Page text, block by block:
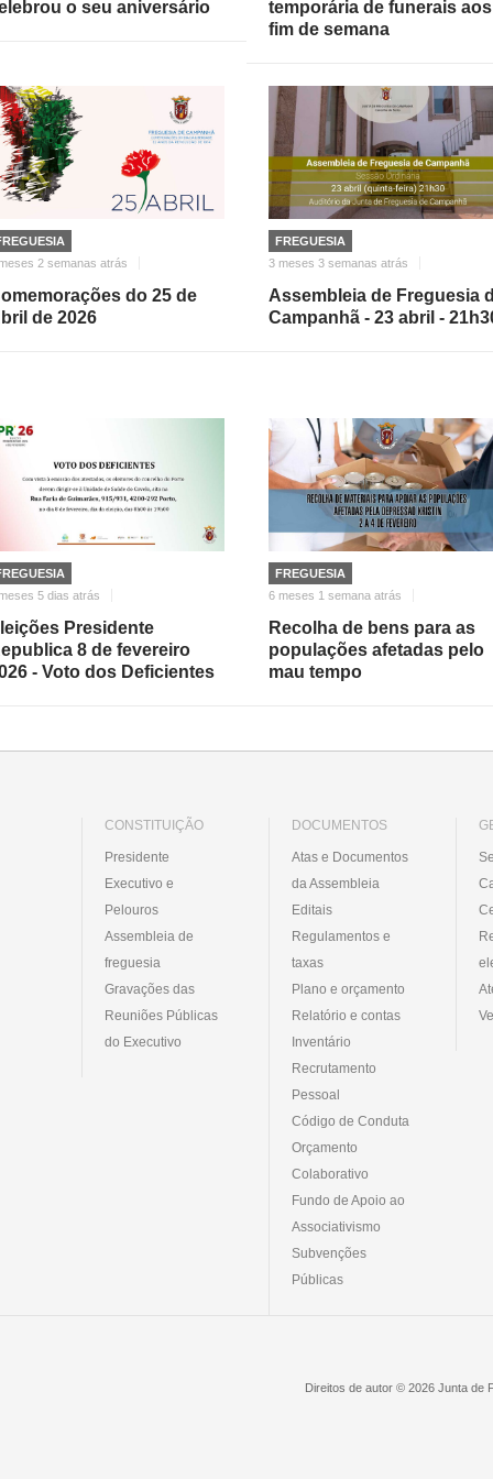
o seu aniversário
temporária de funerais aos
fim de semana
2 semanas atrás
do 25 de
de 2026
FREGUESIA
3 meses 3 semanas atrás
Assembleia de Freguesia
Campanhã - 23 abril -
5 dias atrás
Presidente
8 de fevereiro
- Voto dos Deficientes
FREGUESIA
6 meses 1 semana atrás
Recolha de bens para as
populações afetadas pelo
mau tempo
CONSTITUIÇÃO
Presidente
Executivo e
Pelouros
Assembleia de
freguesia
Gravações das
Reuniões Públicas
do Executivo
DOCUMENTOS
Atas e Documentos
da Assembleia
Editais
Regulamentos e
taxas
Plano e orçamento
Relatório e contas
Inventário
Recrutamento
Pessoal
Código de Conduta
Orçamento
Colaborativo
Fundo de Apoio ao
Associativismo
Subvenções
Públicas
Direitos de autor © 2026 Junta de